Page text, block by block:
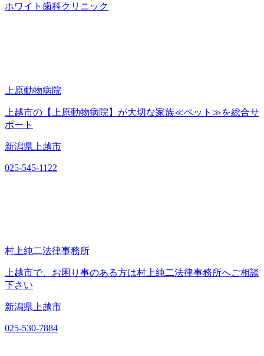
ホワイト歯科クリニック
上原動物病院
上越市の【上原動物病院】が大切な家族≪ペット≫を総合サ
ポート
新潟県上越市
025-545-1122
村上純二法律事務所
上越市で、お困り事のある方は村上純二法律事務所へご相談
下さい
新潟県上越市
025-530-7884